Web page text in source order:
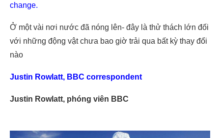
change.
Ở một vài nơi nước đã nóng lên- đây là thử thách lớn đối
với những động vật chưa bao giờ trải qua bất kỳ thay đổi
nào
Justin Rowlatt, BBC correspondent
Justin Rowlatt, phóng viên BBC